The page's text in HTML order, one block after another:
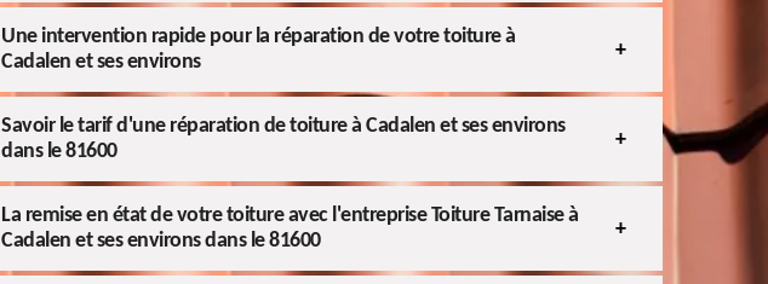
Une intervention rapide pour la réparation de votre toiture à
Cadalen et ses environs
Savoir le tarif d'une réparation de toiture à Cadalen et ses environs
dans le 81600
La remise en état de votre toiture avec l'entreprise Toiture Tarnaise à
Cadalen et ses environs dans le 81600